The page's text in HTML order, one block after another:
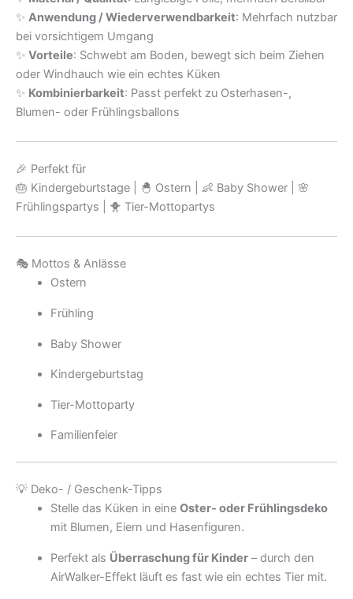
✨ Anwendung / Wiederverwendbarkeit: Mehrfach nutzbar
bei vorsichtigem Umgang
✨ Vorteile: Schwebt am Boden, bewegt sich beim Ziehen
oder Windhauch wie ein echtes Küken
✨ Kombinierbarkeit: Passt perfekt zu Osterhasen-,
Blumen- oder Frühlingsballons
🎉 Perfekt für
🎂 Kindergeburtstage | 🐣 Ostern | 👶 Baby Shower | 🌸
Frühlingspartys | 🐥 Tier-Mottopartys
🎭 Mottos & Anlässe
Ostern
Frühling
Baby Shower
Kindergeburtstag
Tier-Mottoparty
Familienfeier
💡 Deko- / Geschenk-Tipps
Stelle das Küken in eine Oster- oder Frühlingsdeko
mit Blumen, Eiern und Hasenfiguren.
Perfekt als Überraschung für Kinder– durch den
AirWalker-Effekt läuft es fast wie ein echtes Tier mit.